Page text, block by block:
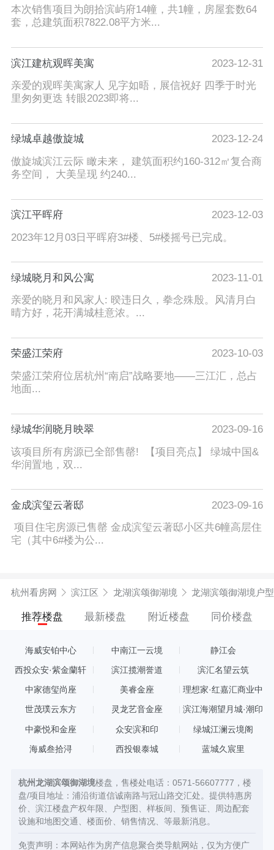
本次销售项目为朗拾滨屿府14幢，共1幢，房屋套数64
套，总建筑面积7822.08平方米...
滨江建杭观晖美寓
2023-12-31
亲爱的观晖美寓家人 见字如晤，展信祝好 四季于时光
里匆匆更迭 转眼2023即将...
绿城卓越傲旋城
2023-12-24
傲旋城滨江云际 瞰未来， 建筑面积约160-312㎡复合商
务空间， 大美呈现 约240...
滨江平晖府
2023-12-03
2023年12月03日平晖府3#楼、5#楼摇号已完成。
绿城晓月和风公寓
2023-11-01
亲爱的晓月和风家人: 暌违日久，拳念殊殷。风清月白
晴方好，花开满城桂意浓。...
荣盛江荣府
2023-10-03
荣盛江荣府位居杭州“南启”战略要地——三江汇，总占
地面...
绿城华润晓月映翠
2023-09-16
该项目所有房源已全部售罄! 【项目亮点】 绿城中国&
华润置地，双...
金成滨玺云著邸
2023-09-16
项目住宅房源已售罄 金成滨玺云著邸小区共6幢高层住
宅（其中6#楼为公...
杭州看房网 滨江区 龙湖滨颂御湖境 龙湖滨颂御湖境户型
推荐楼盘 最新楼盘 附近楼盘 同价楼盘
海威安铂中心 中南江一云境 静江会
西投众安·紫金蘭轩 滨江揽潮誉道 滨汇名望云筑
中家德玺尚座 美睿金座
理想家·红嘉汇商业中
世茂璞云东方 灵龙艺音金座 滨江海潮望月城·潮印
中豪悦和金座 众安滨和印 绿城江澜云境阁
海威叁拾浔 西投银泰城 蓝城久宸里
杭州龙湖滨颂御湖境楼盘，售楼处电话：0571-56607777，楼
盘/项目地址：浦沿街道信诚南路与冠山路交汇处。提供特惠房
价、滨江楼盘产权年限、户型图、样板间、预售证、周边配套
设施和地图交通、楼面价、销售情况、等最新消息。
免责声明：本网站作为房产信息聚合类导航网站，仅为方便广